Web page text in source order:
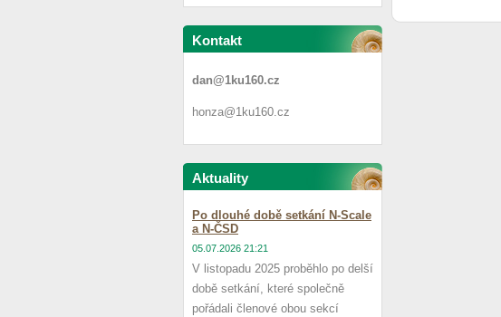
Kontakt
dan@1ku160.cz
honza@1ku160.cz
Aktuality
Po dlouhé době setkání N-Scale
a N-ČSD
05.07.2026 21:21
V listopadu 2025 proběhlo po delší
době setkání, které společně
pořádali členové obou sekcí